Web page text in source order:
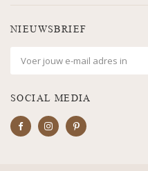
NIEUWSBRIEF
SOCIAL MEDIA